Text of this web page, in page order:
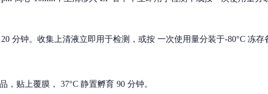
分钟。收集上清液立即用于检测，或按 一次使用量分装于-80°C 冻存
，贴上覆膜， 37°C 静置孵育 90 分钟。